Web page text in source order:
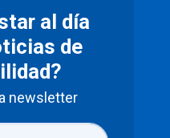
al día
de
newsletter